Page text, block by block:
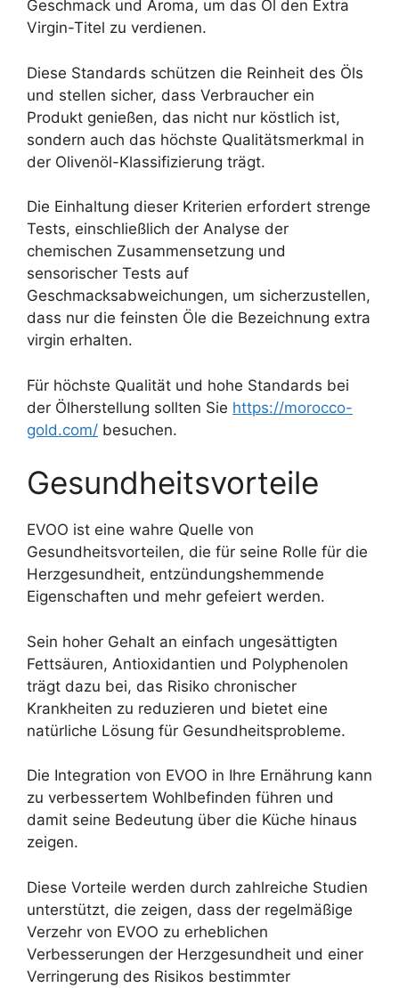
Geschmack und Aroma, um das Öl den Extra
Virgin-Titel zu verdienen.
Diese Standards schützen die Reinheit des Öls
und stellen sicher, dass Verbraucher ein
Produkt genießen, das nicht nur köstlich ist,
sondern auch das höchste Qualitätsmerkmal in
der Olivenöl-Klassifizierung trägt.
Die Einhaltung dieser Kriterien erfordert strenge
Tests, einschließlich der Analyse der
chemischen Zusammensetzung und
sensorischer Tests auf
Geschmacksabweichungen, um sicherzustellen,
dass nur die feinsten Öle die Bezeichnung extra
virgin erhalten.
Für höchste Qualität und hohe Standards bei
der Ölherstellung sollten Sie https://morocco-
gold.com/ besuchen.
Gesundheitsvorteile
EVOO ist eine wahre Quelle von
Gesundheitsvorteilen, die für seine Rolle für die
Herzgesundheit, entzündungshemmende
Eigenschaften und mehr gefeiert werden.
Sein hoher Gehalt an einfach ungesättigten
Fettsäuren, Antioxidantien und Polyphenolen
trägt dazu bei, das Risiko chronischer
Krankheiten zu reduzieren und bietet eine
natürliche Lösung für Gesundheitsprobleme.
Die Integration von EVOO in Ihre Ernährung kann
zu verbessertem Wohlbefinden führen und
damit seine Bedeutung über die Küche hinaus
zeigen.
Diese Vorteile werden durch zahlreiche Studien
unterstützt, die zeigen, dass der regelmäßige
Verzehr von EVOO zu erheblichen
Verbesserungen der Herzgesundheit und einer
Verringerung des Risikos bestimmter